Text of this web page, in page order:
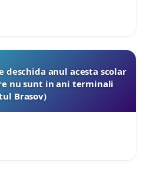
deschida anul acesta scolar
nu sunt in ani terminali
Brasov)